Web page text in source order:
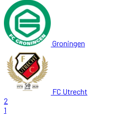
Groningen
FC Utrecht
2
1